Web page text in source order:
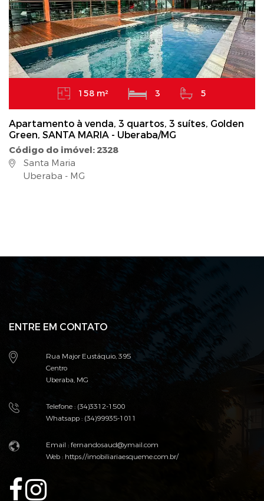
158 m² 3 5
Apartamento à venda, 3 quartos, 3 suítes, Golden
Green, SANTA MARIA - Uberaba/MG
Código do imóvel: 2328
Santa Maria
Uberaba - MG
ENTRE EM CONTATO
Rua Major Eustáquio, 395
Centro
Uberaba, MG
Telefone : (34)3312-1500
Whatsapp : (34)99935-1011
Email :fernandosaud@ymail.com
Web :https://imobiliariaesqueme.com.br/